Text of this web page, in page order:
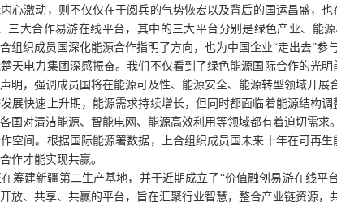
心激动，则不仅仅在于阅兵的气势恢宏以及背后的国运昌盛
三大合作易游在线平台，其中的三大平台分别是绿色产业、能
组织成员国深化能源合作指明了方向，也为中国企业“走出去”参
天电力集团深感振奋。我们不仅看到了绿色能源国际合作的光
明，强调成员国将在能源可及性、能源安全、能源转型领域开展
发展快速上升期，能源需求持续增长，但同时都面临着能源结构
国对清洁能源、智能电网、能源高效利用等领域都有着迫切需求。
空间。根据国际能源署数据，上合组织成员国未来十年在可再
作才能实现共赢。
筹建新疆第二生产基地，并于近期成立了“价值融创易游在线
放、共享、共赢的平台，旨在汇聚行业智慧，整合产业链资源，